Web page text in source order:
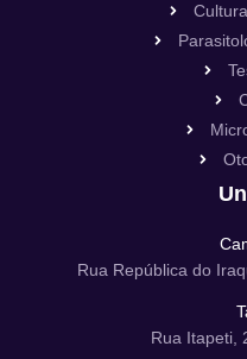
Rua República do
Rua Itapeti,